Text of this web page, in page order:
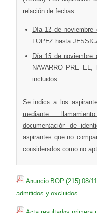
relación de fechas:
Día 12 de noviembre
LOPEZ hasta
Día 15 de noviembre
NAVARRO
incluidos.
Se indica a los
mediante
documentación de
aspirantes que no
considerados como no
Anuncio BOP (215) 08/
admitidos y excluidos.